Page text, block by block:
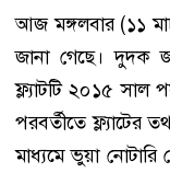
আজ মঙ্গলবার (১১
জানা গেছে। দুদক
ফ্ল্যাটটি ২০১৫ সাল
পরবর্তীতে
মাধ্যমে ভুয়া